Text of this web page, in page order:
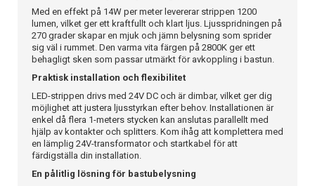
Med en effekt på 14W per meter levererar strippen 1200
lumen, vilket ger ett kraftfullt och klart ljus. Ljusspridningen på
270 grader skapar en mjuk och jämn belysning som sprider
sig väl i rummet. Den varma vita färgen på 2800K ger ett
behagligt sken som passar utmärkt för avkoppling i bastun.
Praktisk installation och flexibilitet
LED-strippen drivs med 24V DC och är dimbar, vilket ger dig
möjlighet att justera ljusstyrkan efter behov. Installationen är
enkel då flera 1-meters stycken kan anslutas parallellt med
hjälp av kontakter och splitters. Kom ihåg att komplettera med
en lämplig 24V-transformator och startkabel för att
färdigställa din installation.
En pålitlig lösning för bastubelysning